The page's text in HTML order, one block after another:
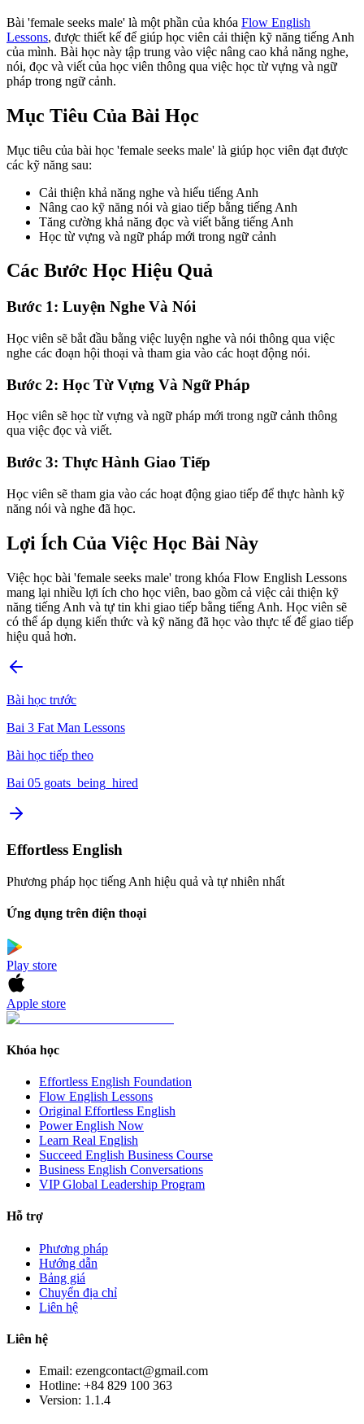
Bài 'female seeks male' là một phần của khóa Flow English
Lessons, được thiết kế để giúp học viên cải thiện kỹ năng tiếng Anh
của mình. Bài học này tập trung vào việc nâng cao khả năng nghe,
nói, đọc và viết của học viên thông qua việc học từ vựng và ngữ
pháp trong ngữ cảnh.
Mục Tiêu Của Bài Học
Mục tiêu của bài học 'female seeks male' là giúp học viên đạt được
các kỹ năng sau:
Cải thiện khả năng nghe và hiểu tiếng Anh
Nâng cao kỹ năng nói và giao tiếp bằng tiếng Anh
Tăng cường khả năng đọc và viết bằng tiếng Anh
Học từ vựng và ngữ pháp mới trong ngữ cảnh
Các Bước Học Hiệu Quả
Bước 1: Luyện Nghe Và Nói
Học viên sẽ bắt đầu bằng việc luyện nghe và nói thông qua việc
nghe các đoạn hội thoại và tham gia vào các hoạt động nói.
Bước 2: Học Từ Vựng Và Ngữ Pháp
Học viên sẽ học từ vựng và ngữ pháp mới trong ngữ cảnh thông
qua việc đọc và viết.
Bước 3: Thực Hành Giao Tiếp
Học viên sẽ tham gia vào các hoạt động giao tiếp để thực hành kỹ
năng nói và nghe đã học.
Lợi Ích Của Việc Học Bài Này
Việc học bài 'female seeks male' trong khóa Flow English Lessons
mang lại nhiều lợi ích cho học viên, bao gồm cả việc cải thiện kỹ
năng tiếng Anh và tự tin khi giao tiếp bằng tiếng Anh. Học viên sẽ
có thể áp dụng kiến thức và kỹ năng đã học vào thực tế để giao tiếp
hiệu quả hơn.
Bài học trước
Bai 3 Fat Man Lessons
Bài học tiếp theo
Bai 05 goats_being_hired
Effortless English
Phương pháp học tiếng Anh hiệu quả và tự nhiên nhất
Ứng dụng trên điện thoại
Play store
Apple store
Khóa học
Effortless English Foundation
Flow English Lessons
Original Effortless English
Power English Now
Learn Real English
Succeed English Business Course
Business English Conversations
VIP Global Leadership Program
Hỗ trợ
Phương pháp
Hướng dẫn
Bảng giá
Chuyển địa chỉ
Liên hệ
Liên hệ
Email: ezengcontact@gmail.com
Hotline: +84 829 100 363
Version: 1.1.4